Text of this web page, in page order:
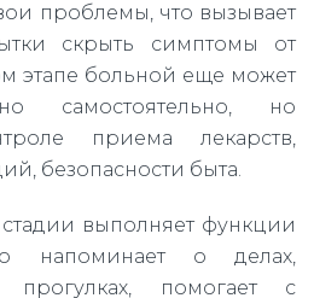
проблемы, что вызывает
скрыть симптомы от
этапе больной еще может
самостоятельно, но
приема лекарств,
безопасности быта.
выполняет функции
напоминает о делах,
прогулках, помогает с